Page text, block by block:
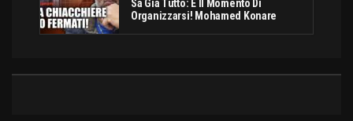
Sa Già Tutto: È Il Momento Di
Organizzarsi! Mohamed Konare